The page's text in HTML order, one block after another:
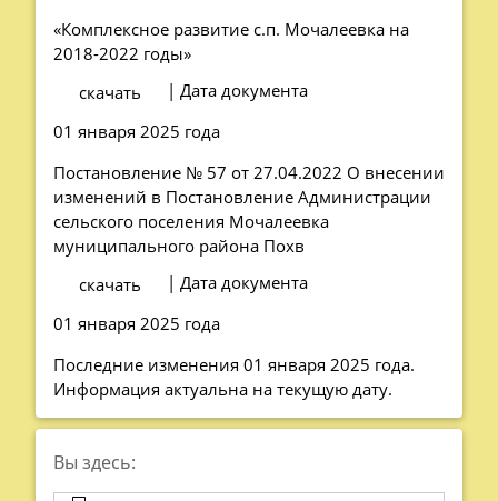
«Комплексное развитие с.п. Мочалеевка на
2018-2022 годы»
скачать
| Дата документа
01 января 2025 года
Постановление № 57 от 27.04.2022 О внесении
изменений в Постановление Администрации
сельского поселения Мочалеевка
муниципального района Похв
скачать
| Дата документа
01 января 2025 года
Последние изменения 01 января 2025 года.
Информация актуальна на текущую дату.
Вы здесь: